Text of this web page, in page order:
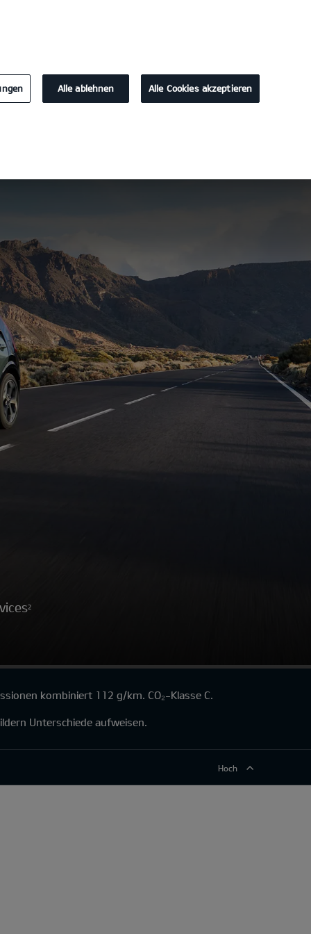
2
kombiniert 112 g/km. CO₂-Klasse C.
Unterschiede aufweisen.
Hoch
Alle ablehnen Alle Cookies akzeptieren